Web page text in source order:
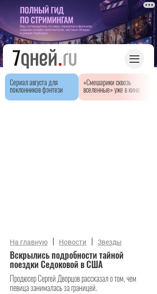
Сериал августа для
поклонников фэнтези
«Смешарики сквозь
вселенные» уже в кино
На главную | Новости | Звезды
Вскрылись подробности тайной
поездки Седоковой в США
Продюсер Сергей Дворцов рассказал о том, чем
певица занималась за границей.